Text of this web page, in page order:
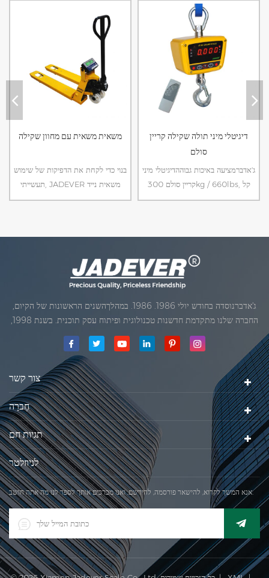
משאית משאית עם מחוון שקילה
בנוי כדי לקחת את הדפיקות של שימוש
תעשייתי, JADEVER משאית נייד
משאית מביאים את הסולם לטעון
דיגיטלי מיני תולה שקילה קריין
סולם
ג'אדברמציעה באיכות גבוההדיגיטלי מיני
קריין סולם 300kg / 660lbs, קל
לשאת, עבור לוגיסטי, אקספרס.
ג'אדברנוסדה בחודש יולי 1986. 1986. במהלךהשנים הראשונות של הקיום,
החברה שלנו מתקדמת חדשנות טכנולוגית ופיתוח עסק תוכנית. בשנת 1998,
החברה שלנו השיגה את המטרה האיכותי, כאשר הראשון של המוצרים שלנו
ג'אדברסולם ושות 'בע"מהיה
צור קשר
חֶברָה
תגיות חם
לניוזלטר
אנא המשך לקרוא, להישאר פורסמה, להירשם, ואנו מברכים אותך לספר לנו מה אתה חושב.